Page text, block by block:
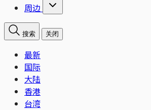
周边
搜索 关闭
最新
国际
大陆
香港
台湾